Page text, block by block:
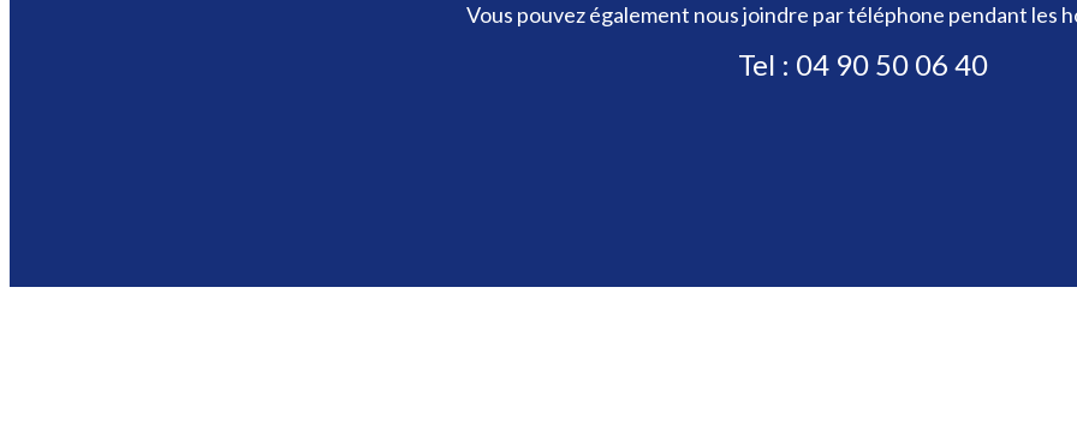
Vous pouvez également nous joindre par téléphone pendant les
Tel : 04 90 50 06 40